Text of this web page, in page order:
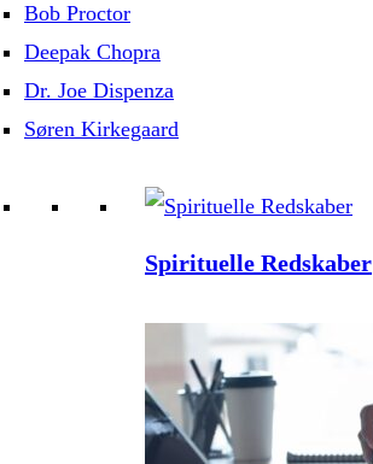
Bob Proctor
Deepak Chopra
Dr. Joe Dispenza
Søren Kirkegaard
Spirituelle Redskaber